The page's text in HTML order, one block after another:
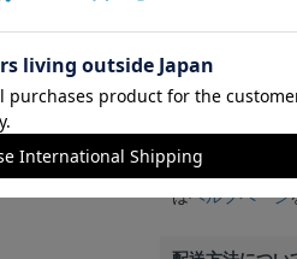
買い物かごに入
めにご購入手続
3,980円（税込
はヘルプページ